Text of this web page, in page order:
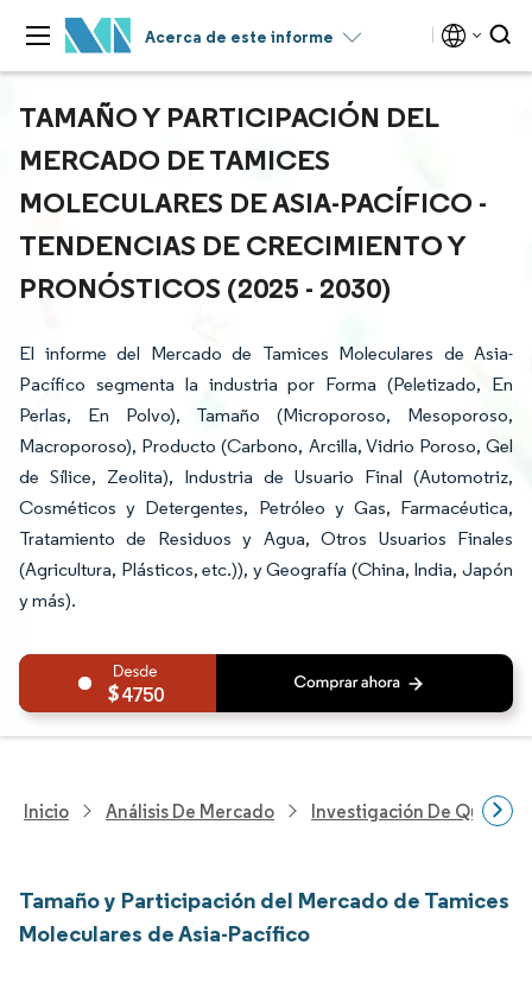
Acerca de este informe
TAMAÑO Y PARTICIPACIÓN DEL
MERCADO DE TAMICES
MOLECULARES DE ASIA-PACÍFICO -
TENDENCIAS DE CRECIMIENTO Y
PRONÓSTICOS (2025 - 2030)
El informe del Mercado de Tamices Moleculares de Asia-
Pacífico segmenta la industria por Forma (Peletizado, En
Perlas, En Polvo), Tamaño (Microporoso, Mesoporoso,
Macroporoso), Producto (Carbono, Arcilla, Vidrio Poroso, Gel
de Sílice, Zeolita), Industria de Usuario Final (Automotriz,
Cosméticos y Detergentes, Petróleo y Gas, Farmacéutica,
Tratamiento de Residuos y Agua, Otros Usuarios Finales
(Agricultura, Plásticos, etc.)), y Geografía (China, India, Japón
y más).
4750
Inicio Análisis De Mercado Investigación De
Tamaño y Participación del Mercado de Tamices
Moleculares de Asia-Pacífico